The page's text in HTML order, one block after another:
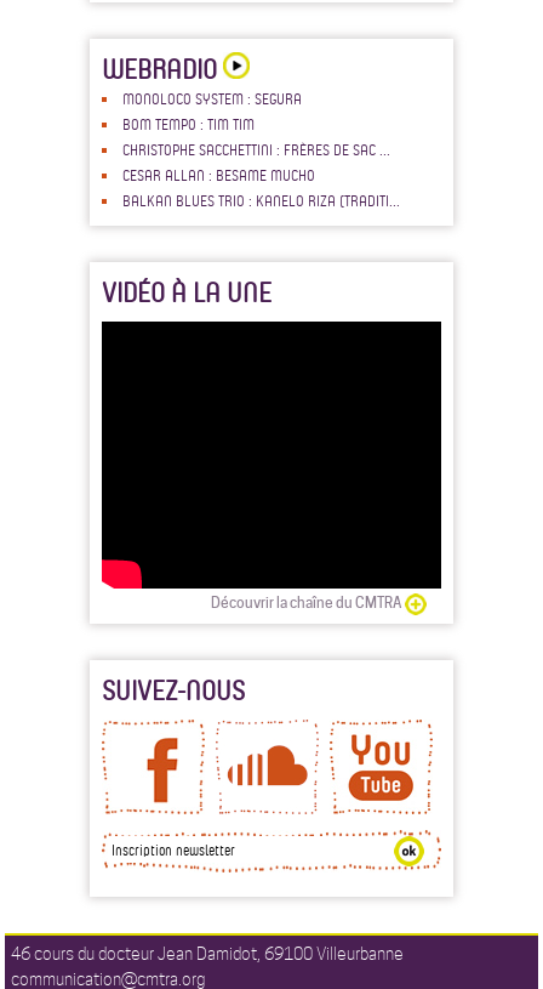
WEBRADIO
MONOLOCO SYSTEM : SEGURA
BOM TEMPO : TIM TIM
CHRISTOPHE SACCHETTINI : FRÈRES DE SAC ...
CESAR ALLAN : BESAME MUCHO
BALKAN BLUES TRIO : KANELO RIZA (TRADITI...
VIDÉO À LA UNE
Découvrir la chaîne du CMTRA
SUIVEZ-NOUS
46 cours du docteur Jean Damidot, 69100 Villeurbanne
communication@cmtra.org